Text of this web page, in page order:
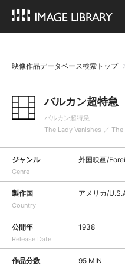
映像作品データベース検索トップ
バルカン超特急
バルカン超特急
The Lady Vanishes ／ The
ジャンル
Genre
外国映画/
製作国
Country
アメリカ/
公開年
Release Date
1938
作品分数 95 MIN